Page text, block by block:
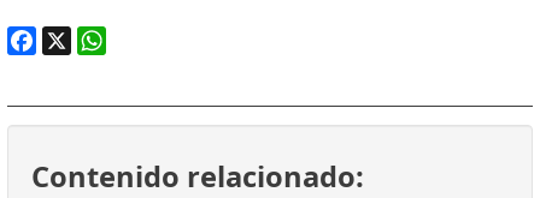
Contenido relacionado: